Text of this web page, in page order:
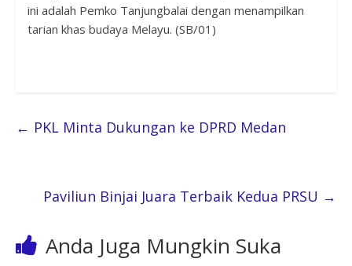
ini adalah Pemko Tanjungbalai dengan menampilkan
tarian khas budaya Melayu. (SB/01)
← PKL Minta Dukungan ke DPRD Medan
Paviliun Binjai Juara Terbaik Kedua PRSU →
Anda Juga Mungkin Suka